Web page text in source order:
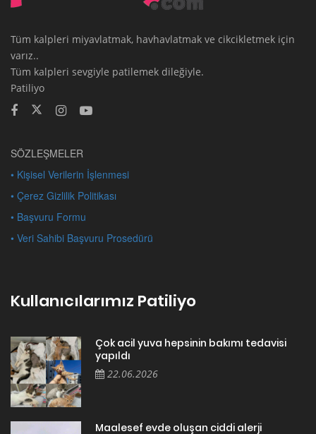
Tüm kalpleri miyavlatmak, havhavlatmak ve cikcikletmek için
varız..
Tüm kalpleri sevgiyle patilemek dileğiyle.
Patiliyo
SÖZLEŞMELER
• Kişisel Verilerin İşlenmesi
• Çerez Gizlilik Politikası
• Başvuru Formu
• Veri Sahibi Başvuru Prosedürü
Kullanıcılarımız Patiliyo
Çok acil yuva hepsinin bakımı tedavisi
yapıldı
22.06.2026
Maalesef evde oluşan ciddi alerji